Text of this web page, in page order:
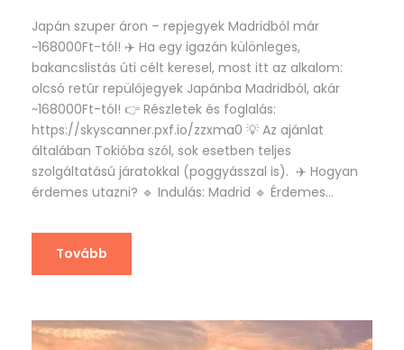
Japán szuper áron – repjegyek Madridból már
~168000Ft-tól! ✈️ Ha egy igazán különleges,
bakancslistás úti célt keresel, most itt az alkalom:
olcsó retúr repülőjegyek Japánba Madridból, akár
~168000Ft-tól! 👉 Részletek és foglalás:
https://skyscanner.pxf.io/zzxma0 💡 Az ajánlat
általában Tokióba szól, sok esetben teljes
szolgáltatású járatokkal (poggyásszal is). ✈️ Hogyan
érdemes utazni? 🔹 Indulás: Madrid 🔹 Érdemes...
Tovább